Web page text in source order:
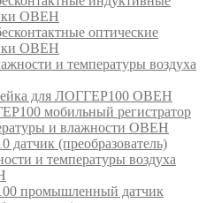
ОВЕН
оптические
ОВЕН
и температуры воздуха
для ЛОГГЕР100 ОВЕН
мобильный регистратор
и влажности ОВЕН
датчик (преобразователь)
и температуры воздуха
промышленный датчик